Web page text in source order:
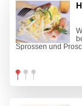
Sprossen und